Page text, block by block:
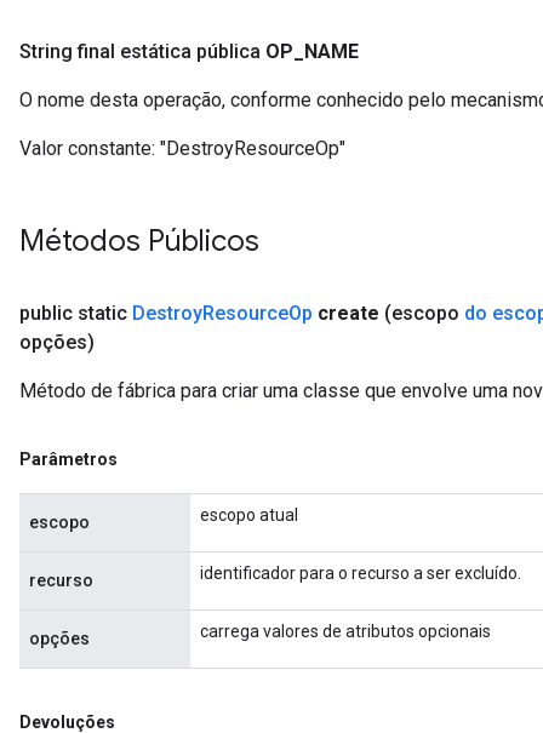
String final estática pública OP NAME
O nome desta operação, conforme conhecido pelo
Valor constante: "DestroyResourceOp"
Métodos Públicos
public static DestroyResourceOp create (escopo do
opções)
Método de fábrica para criar uma classe que envolve uma
Parâmetros
escopo escopo atual
recurso identificador para o recurso a ser excluído.
opções carrega valores de atributos opcionais
Devoluções